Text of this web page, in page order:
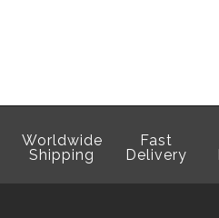
Worldwide
Shipping
Fast
Delivery